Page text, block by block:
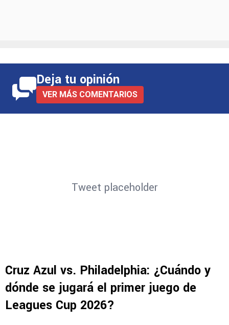
Deja tu opinión
VER MÁS COMENTARIOS
Tweet placeholder
Cruz Azul vs. Philadelphia: ¿Cuándo y
dónde se jugará el primer juego de
Leagues Cup 2026?